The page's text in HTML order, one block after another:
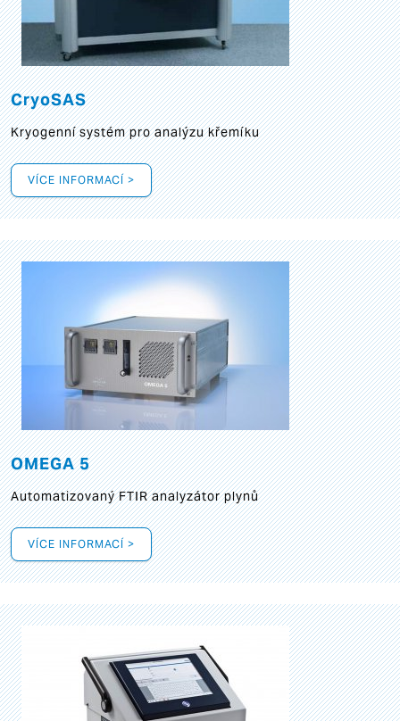
CryoSAS
Kryogenní systém pro analýzu křemíku
VÍCE INFORMACÍ >
OMEGA 5
Automatizovaný FTIR analyzátor plynů
VÍCE INFORMACÍ >